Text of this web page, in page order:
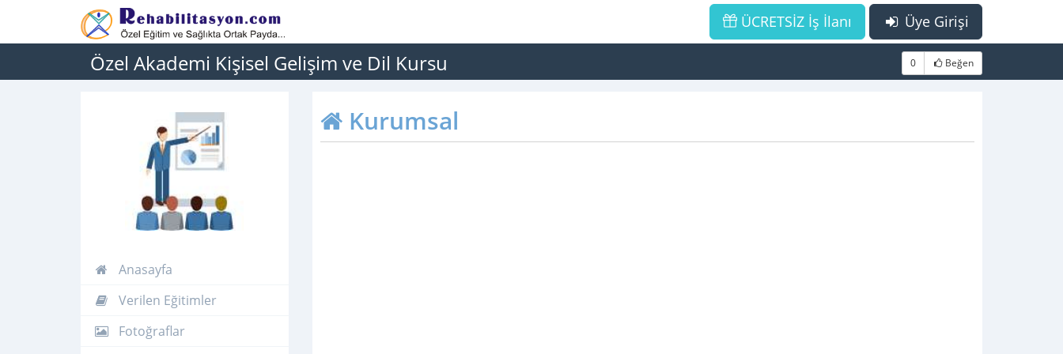
Üye Girişi
ÜCRETSİZ İş İlanı
Özel Akademi Kişisel Gelişim ve Dil Kursu 0 Beğen
Anasayfa
Verilen Eğitimler
Fotoğraflar
Kurumsal